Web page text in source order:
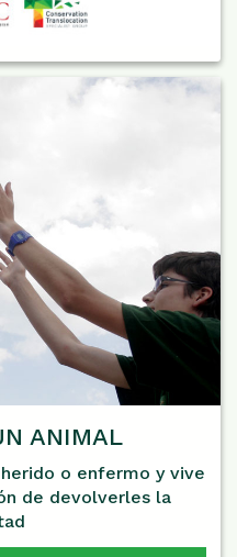
ANIMAL
o enfermo y vive
de devolverles la